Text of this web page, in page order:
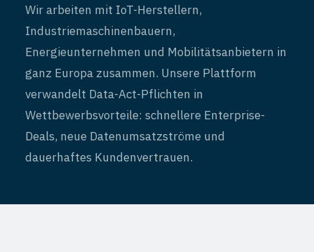
Wir arbeiten mit IoT-Herstellern,
Industriemaschinenbauern,
Energieunternehmen und Mobilitätsanbietern in
ganz Europa zusammen. Unsere Plattform
verwandelt Data-Act-Pflichten in
Wettbewerbsvorteile: schnellere Enterprise-
Deals, neue Datenumsatzströme und
dauerhaftes Kundenvertrauen.